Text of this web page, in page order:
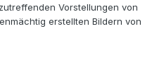
Vorstellungen von
erstellten Bildern von